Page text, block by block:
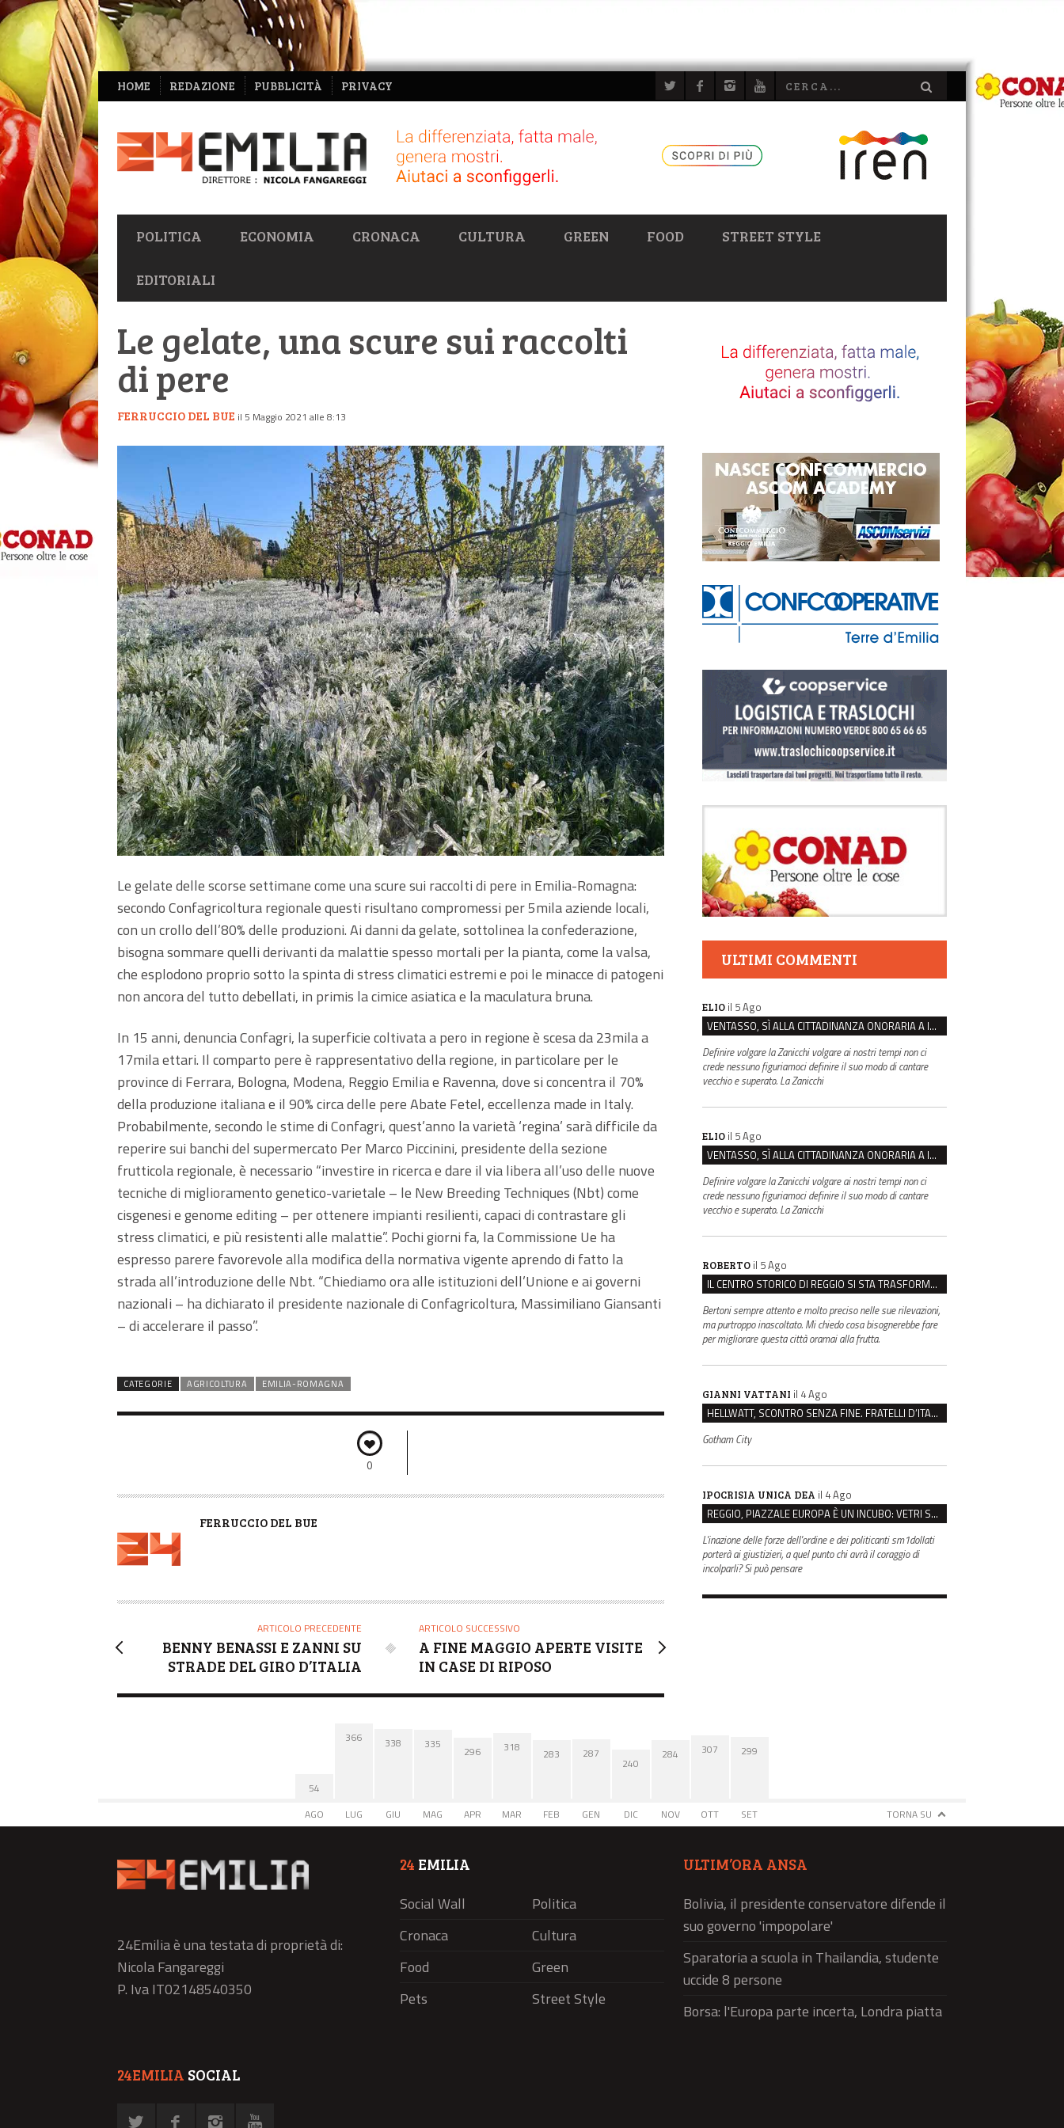
NAVIGAZIONE
SECONDARIA
HOME REDAZIONE PUBBLICITÀ PRIVACY
NAVIGAZIONE
PRIMARIA
POLITICA ECONOMIA CRONACA CULTURA GREEN FOOD STREET STYLE
EDITORIALI
Le gelate, una scure sui raccolti
di pere
FERRUCCIO DEL BUE il 5 Maggio 2021 alle 8:13
Le gelate delle scorse settimane come una scure sui raccolti di pere in Emilia-Romagna:
secondo Confagricoltura regionale questi risultano compromessi per 5mila aziende locali,
con un crollo dell’80% delle produzioni. Ai danni da gelate, sottolinea la confederazione,
bisogna sommare quelli derivanti da malattie spesso mortali per la pianta, come la valsa,
che esplodono proprio sotto la spinta di stress climatici estremi e poi le minacce di patogeni
non ancora del tutto debellati, in primis la cimice asiatica e la maculatura bruna.
In 15 anni, denuncia Confagri, la superficie coltivata a pero in regione è scesa da 23mila a
17mila ettari. Il comparto pere è rappresentativo della regione, in particolare per le
province di Ferrara, Bologna, Modena, Reggio Emilia e Ravenna, dove si concentra il 70%
della produzione italiana e il 90% circa delle pere Abate Fetel, eccellenza made in Italy.
Probabilmente, secondo le stime di Confagri, quest’anno la varietà ‘regina’ sarà difficile da
reperire sui banchi del supermercato Per Marco Piccinini, presidente della sezione
frutticola regionale, è necessario “investire in ricerca e dare il via libera all’uso delle nuove
tecniche di miglioramento genetico-varietale – le New Breeding Techniques (Nbt) come
cisgenesi e genome editing – per ottenere impianti resilienti, capaci di contrastare gli
stress climatici, e più resistenti alle malattie”. Pochi giorni fa, la Commissione Ue ha
espresso parere favorevole alla modifica della normativa vigente aprendo di fatto la
strada all’introduzione delle Nbt. “Chiediamo ora alle istituzioni dell’Unione e ai governi
nazionali – ha dichiarato il presidente nazionale di Confagricoltura, Massimiliano Giansanti
– di accelerare il passo”.
CATEGORIE AGRICOLTURA EMILIA-ROMAGNA
0
A
R
FERRUCCIO DEL BUE
ARTICOLO PRECEDENTE
BENNY BENASSI E ZANNI SU
STRADE DEL GIRO D’ITALIA
ARTICOLO SUCCESSIVO
A FINE MAGGIO APERTE VISITE
IN CASE DI RIPOSO
ULTIMI COMMENTI
ELIO il 5 Ago
VENTASSO, SÌ ALLA CITTADINANZA ONORARIA A IVA ZANICCHI. MA BARGIACCHI: “È DI PESSIMO GUSTO”
Definire volgare la Zanicchi volgare ai nostri tempi non ci
crede nessuno figuriamoci definire il suo modo di cantare
vecchio e superato. La Zanicchi
ELIO il 5 Ago
VENTASSO, SÌ ALLA CITTADINANZA ONORARIA A IVA ZANICCHI. MA BARGIACCHI: “È DI PESSIMO GUSTO”
Definire volgare la Zanicchi volgare ai nostri tempi non ci
crede nessuno figuriamoci definire il suo modo di cantare
vecchio e superato. La Zanicchi
ROBERTO il 5 Ago
IL CENTRO STORICO DI REGGIO SI STA TRASFORMANDO, E NON IN MEGLIO
Bertoni sempre attento e molto preciso nelle sue rilevazioni,
ma purtroppo inascoltato. Mi chiedo cosa bisognerebbe fare
per migliorare questa città oramai alla frutta.
GIANNI VATTANI il 4 Ago
HELLWATT, SCONTRO SENZA FINE. FRATELLI D’ITALIA: “MILANI PORTA DOCUMENTI, DE FRANCO INSULTI”
Gotham City
IPOCRISIA UNICA DEA il 4 Ago
REGGIO, PIAZZALE EUROPA È UN INCUBO: VETRI SPACCATI E FURTI SULLE AUTO IN SOSTA
L'inazione delle forze dell'ordine e dei politicanti sm1dollati
porterà ai giustizieri, a quel punto chi avrà il coraggio di
incolparli? Si può pensare
54
AGO
366
LUG
338
GIU
335
MAG
296
APR
318
MAR
283
FEB
287
GEN
240
DIC
284
NOV
307
OTT
299
SET TORNA SU
24Emilia è una testata di proprietà di:
Nicola Fangareggi
P. Iva IT02148540350
24 EMILIA
Social Wall
Politica
Cronaca
Cultura
Food
Green
Pets
Street Style
ULTIM’ORA ANSA
Bolivia, il presidente conservatore difende il
suo governo 'impopolare'
Sparatoria a scuola in Thailandia, studente
uccide 8 persone
Borsa: l'Europa parte incerta, Londra piatta
24EMILIA SOCIAL